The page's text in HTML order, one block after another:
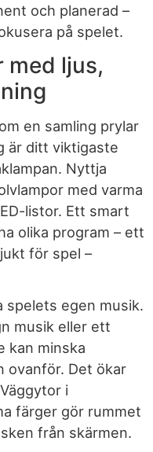
och planerad –
på spelet.
med ljus,
en samling prylar
är ditt viktigaste
Nyttja
med varma
listor. Ett smart
olika program – ett
för spel –
spelets egen musik.
musik eller ett
kan minska
ovanför. Det ökar
i
färger gör rummet
från skärmen.